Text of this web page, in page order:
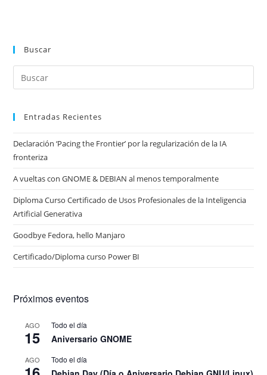
Buscar
Entradas Recientes
Declaración ‘Pacing the Frontier’ por la regularización de la IA
fronteriza
A vueltas con GNOME & DEBIAN al menos temporalmente
Diploma Curso Certificado de Usos Profesionales de la Inteligencia
Artificial Generativa
Goodbye Fedora, hello Manjaro
Certificado/Diploma curso Power BI
Próximos eventos
AGO
15
Todo el día
Aniversario GNOME
AGO Todo el día